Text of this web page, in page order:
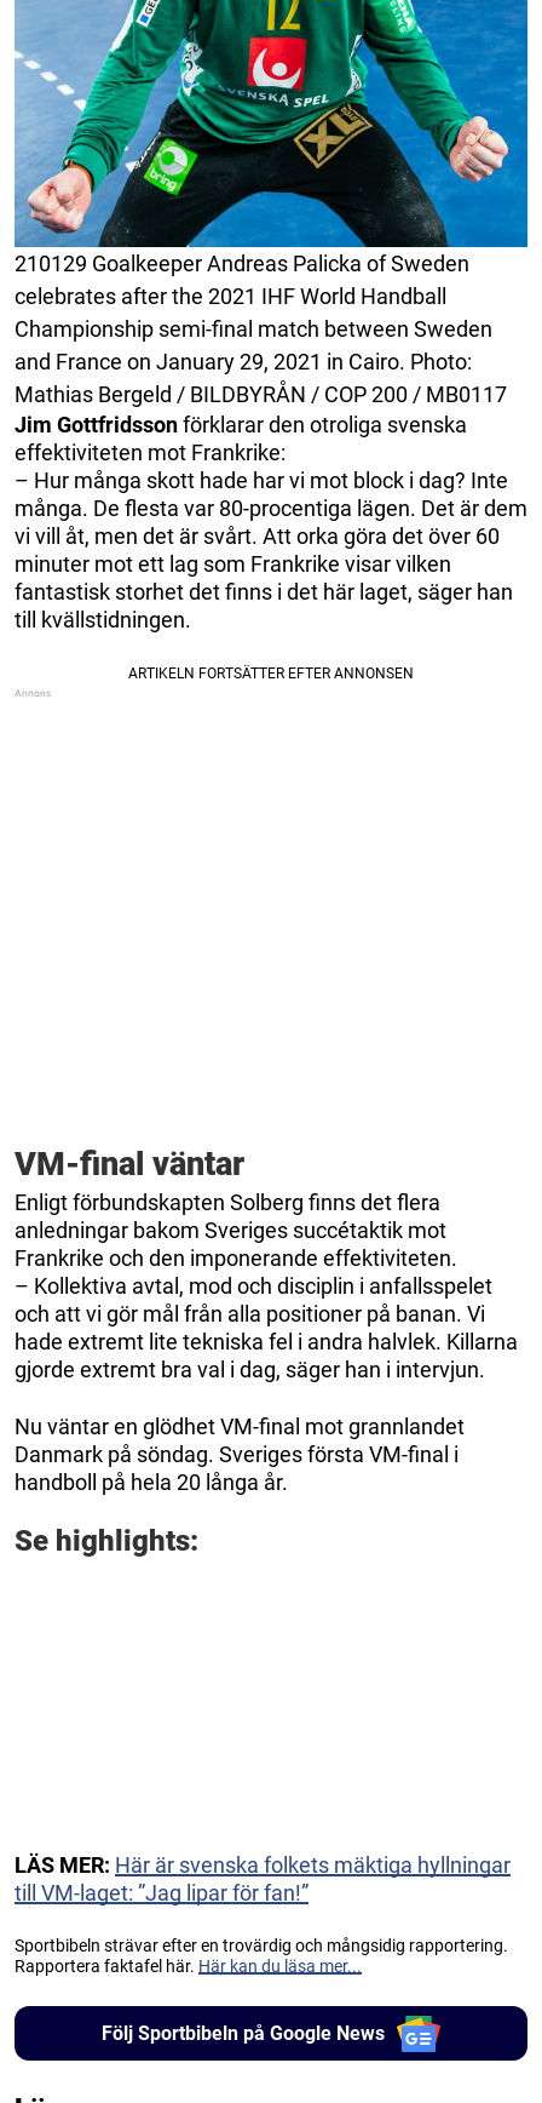
210129 Goalkeeper Andreas Palicka of Sweden
celebrates after the 2021 IHF World Handball
Championship semi-final match between Sweden
and France on January 29, 2021 in Cairo. Photo:
Mathias Bergeld / BILDBYRÅN / COP 200 / MB0117
Jim Gottfridssonförklarar den otroliga svenska
effektiviteten mot Frankrike:
– Hur många skott hade har vi mot block i dag? Inte
många. De flesta var 80-procentiga lägen. Det är dem
vi vill åt, men det är svårt. Att orka göra det över 60
minuter mot ett lag som Frankrike visar vilken
fantastisk storhet det finns i det här laget, säger han
till kvällstidningen.
VM-final väntar
Enligt förbundskapten Solberg finns det flera
anledningar bakom Sveriges succétaktik mot
Frankrike och den imponerande effektiviteten.
– Kollektiva avtal, mod och disciplin i anfallsspelet
och att vi gör mål från alla positioner på banan. Vi
hade extremt lite tekniska fel i andra halvlek. Killarna
gjorde extremt bra val i dag, säger han i intervjun.
Nu väntar en glödhet VM-final mot grannlandet
Danmark på söndag. Sveriges första VM-final i
handboll på hela 20 långa år.
Se highlights:
LÄS MER: Här är svenska folkets mäktiga hyllningar
till VM-laget: ”Jag lipar för fan!”
Sportbibeln strävar efter en trovärdig och mångsidig rapportering.
Rapportera faktafel här. Här kan du läsa mer...
Följ Sportbibeln på Google News